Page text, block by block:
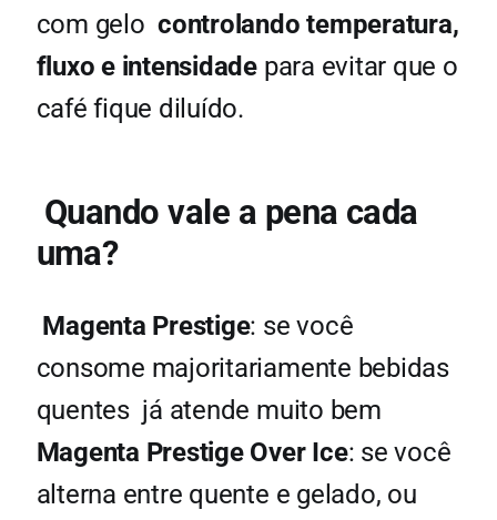
com gelo controlando temperatura,
fluxo e intensidade para evitar que o
café fique diluído.
Quando vale a pena cada
uma?
Magenta Prestige: se você
consome majoritariamente bebidas
quentes já atende muito bem
Magenta Prestige Over Ice: se você
alterna entre quente e gelado, ou